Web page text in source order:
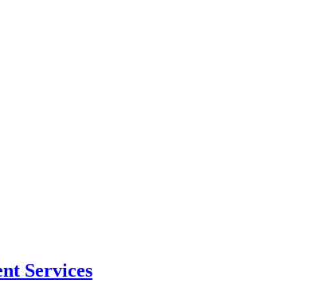
Services